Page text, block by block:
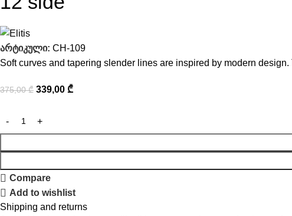
არტიკული: CH-109
Soft curves and tapering slender lines are inspired by modern
375,00₾ 339,00 ₾
Compare
Add to wishlist
Shipping and returns